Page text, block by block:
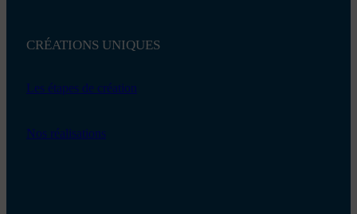
CRÉATIONS UNIQUES
Les étapes de création
Nos réalisations